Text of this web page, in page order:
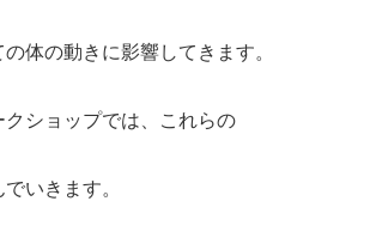
体の動きに影響してきます。
クショップでは、これらの
いきます。